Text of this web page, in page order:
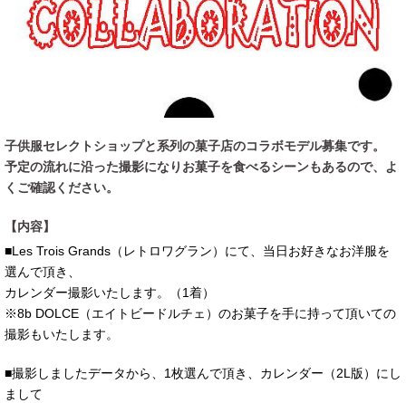
子供服セレクトショップと系列の菓子店のコラボモデル募集です。
予定の流れに沿った撮影になりお菓子を食べるシーンもあるので、よ
くご確認ください。
【内容】
■Les Trois Grands（レトロワグラン）にて、当日お好きなお洋服を
選んで頂き、
カレンダー撮影いたします。（1着）
※8b DOLCE（エイトビードルチェ）のお菓子を手に持って頂いての
撮影もいたします。
■撮影しましたデータから、1枚選んで頂き、カレンダー（2L版）にし
まして